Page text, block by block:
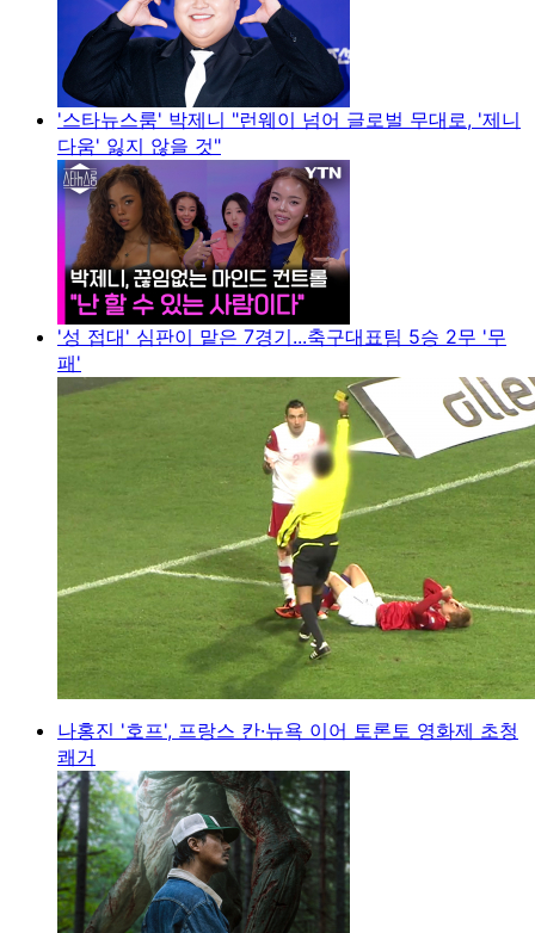
'스타뉴스룸' 박제니 "런웨이 넘어 글로벌 무대로, '제니
다움' 잃지 않을 것"
'성 접대' 심판이 맡은 7경기...축구대표팀 5승 2무 '무
패'
나홍진 '호프', 프랑스 칸·뉴욕 이어 토론토 영화제 초청
쾌거